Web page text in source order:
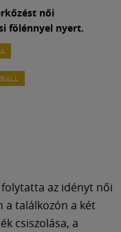
női
fölénnyel nyert.
az idényt női
a találkozón a két
csiszolása, a